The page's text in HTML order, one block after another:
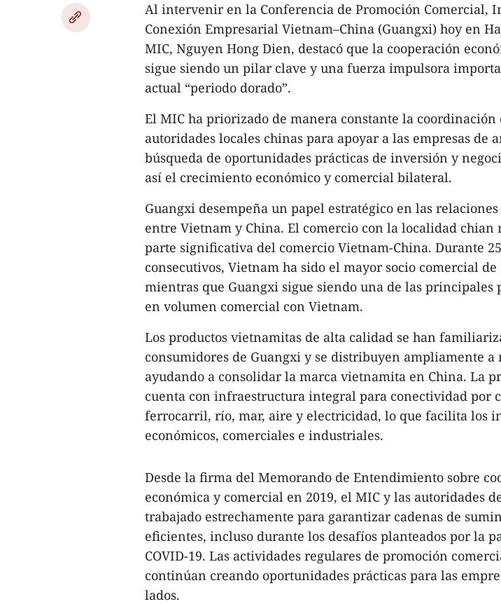
Al intervenir en la Conferencia de Promoción Comercial,
Conexión Empresarial Vietnam–China (Guangxi) hoy en
MIC, Nguyen Hong Dien, destacó que la cooperación
sigue siendo un pilar clave y una fuerza impulsora
actual “periodo dorado”.
El MIC ha priorizado de manera constante la coordinación
autoridades locales chinas para apoyar a las empresas de
búsqueda de oportunidades prácticas de inversión y
así el crecimiento económico y comercial bilateral.
Guangxi desempeña un papel estratégico en las
entre Vietnam y China. El comercio con la localidad chian
parte significativa del comercio Vietnam-China. Durante
consecutivos, Vietnam ha sido el mayor socio comercial de
mientras que Guangxi sigue siendo una de las principales
en volumen comercial con Vietnam.
Los productos vietnamitas de alta calidad se han
consumidores de Guangxi y se distribuyen ampliamente
ayudando a consolidar la marca vietnamita en China. La
cuenta con infraestructura integral para conectividad por
ferrocarril, río, mar, aire y electricidad, lo que facilita los
económicos, comerciales e industriales.
Desde la firma del Memorando de Entendimiento sobre
económica y comercial en 2019, el MIC y las autoridades
trabajado estrechamente para garantizar cadenas de
eficientes, incluso durante los desafíos planteados por la
COVID-19. Las actividades regulares de promoción
continúan creando oportunidades prácticas para las
lados.